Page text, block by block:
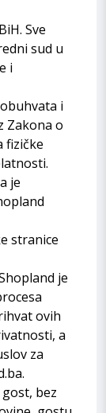
Sve
sud u
i
i
Zakona o
fizičke
je
stranice
je
ovih
a
za
bez